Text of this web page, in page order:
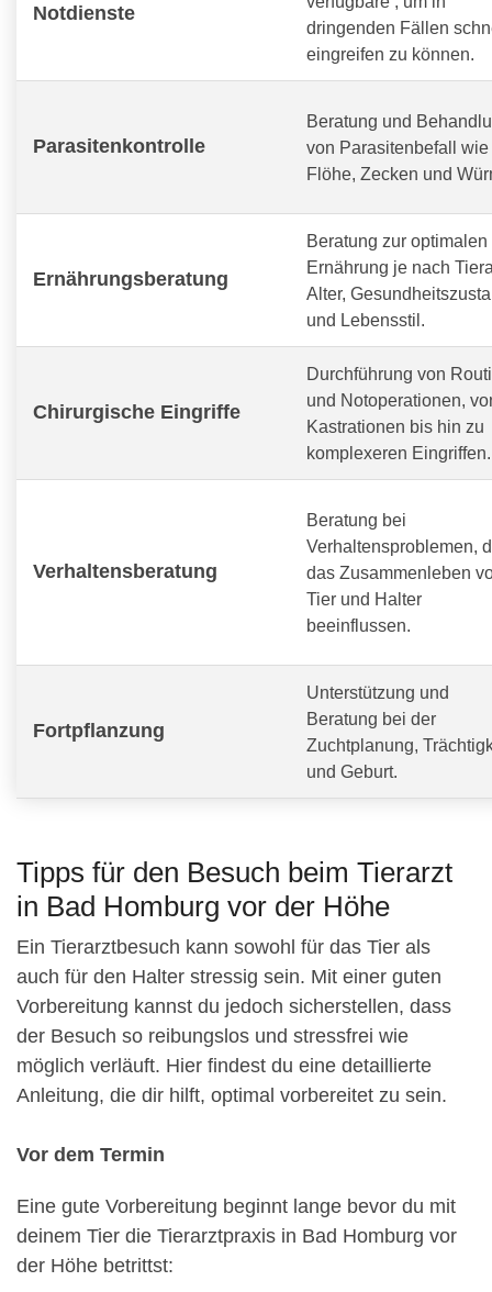
Notdienste
dringenden Fällen
eingreifen zu können.
Parasitenkontrolle
Beratung und
von Parasitenbefall wie
Flöhe, Zecken und
Ernährungsberatung
Beratung zur optimalen
Ernährung je nach
Alter,
und Lebensstil.
Chirurgische Eingriffe
Durchführung von
und Notoperationen,
Kastrationen bis hin zu
komplexeren Eingriffen.
Verhaltensberatung
Beratung bei
Verhaltensproblemen,
das Zusammenleben
Tier und Halter
beeinflussen.
Fortpflanzung
Unterstützung und
Beratung bei der
Zuchtplanung,
und Geburt.
Tipps für den Besuch beim Tierarzt
in Bad Homburg vor der Höhe
Ein Tierarztbesuch kann sowohl für das Tier als
auch für den Halter stressig sein. Mit einer guten
Vorbereitung kannst du jedoch sicherstellen, dass
der Besuch so reibungslos und stressfrei wie
möglich verläuft. Hier findest du eine detaillierte
Anleitung, die dir hilft, optimal vorbereitet zu sein.
Vor dem Termin
Eine gute Vorbereitung beginnt lange bevor du mit
deinem Tier die Tierarztpraxis in Bad Homburg vor
der Höhe betrittst: